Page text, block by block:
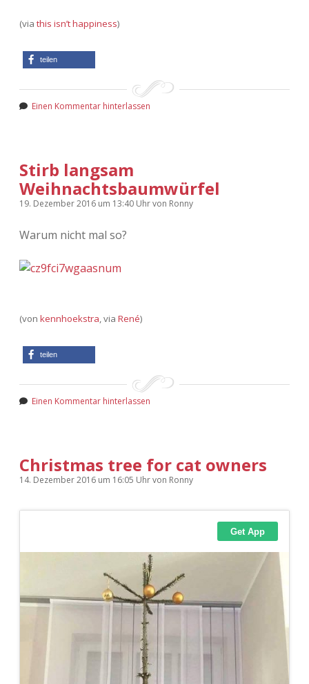
(via this isn’t happiness)
teilen
Einen Kommentar hinterlassen
Stirb langsam
Weihnachtsbaumwürfel
19. Dezember 2016 um 13:40 Uhrvon Ronny
Warum nicht mal so?
(von kennhoekstra, via René)
teilen
Einen Kommentar hinterlassen
Christmas tree for cat owners
14. Dezember 2016 um 16:05 Uhrvon Ronny